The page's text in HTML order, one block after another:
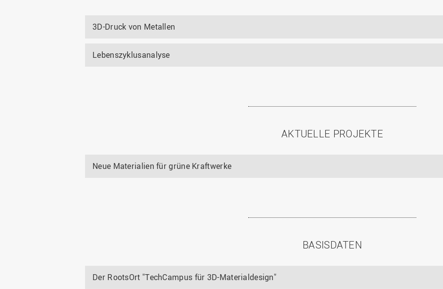
3D-Druck von Metallen
Lebenszyklusanalyse
AKTUELLE PROJEKTE
Neue Materialien für grüne Kraftwerke
BASISDATEN
Der RootsOrt "TechCampus für 3D-Materialdesign"